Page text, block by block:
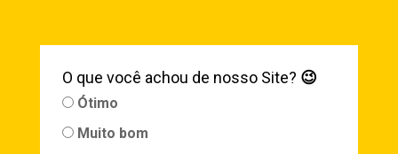
O que você achou de nosso Site? 😉
Ótimo
Muito bom